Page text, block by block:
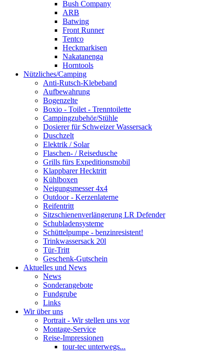
Bush Company
ARB
Batwing
Front Runner
Tentco
Heckmarkisen
Nakatanenga
Horntools
Nützliches/Camping
Anti-Rutsch-Klebeband
Aufbewahrung
Bogenzelte
Boxio - Toilet - Trenntoilette
Campingzubehör/Stühle
Dosierer für Schweizer Wassersack
Duschzelt
Elektrik / Solar
Flaschen- / Reisedusche
Grills fürs Expeditionsmobil
Klappbarer Hecktritt
Kühlboxen
Neigungsmesser 4x4
Outdoor - Kerzenlaterne
Reifentritt
Sitzschienenverlängerung LR Defender
Schubladensysteme
Schüttelpumpe - benzinresistent!
Trinkwassersack 20l
Tür-Tritt
Geschenk-Gutschein
Aktuelles und News
News
Sonderangebote
Fundgrube
Links
Wir über uns
Portrait - Wir stellen uns vor
Montage-Service
Reise-Impressionen
tour-tec unterwegs...